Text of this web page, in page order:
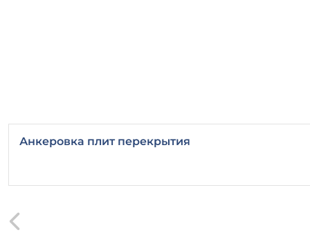
Анкеровка плит перекрытия